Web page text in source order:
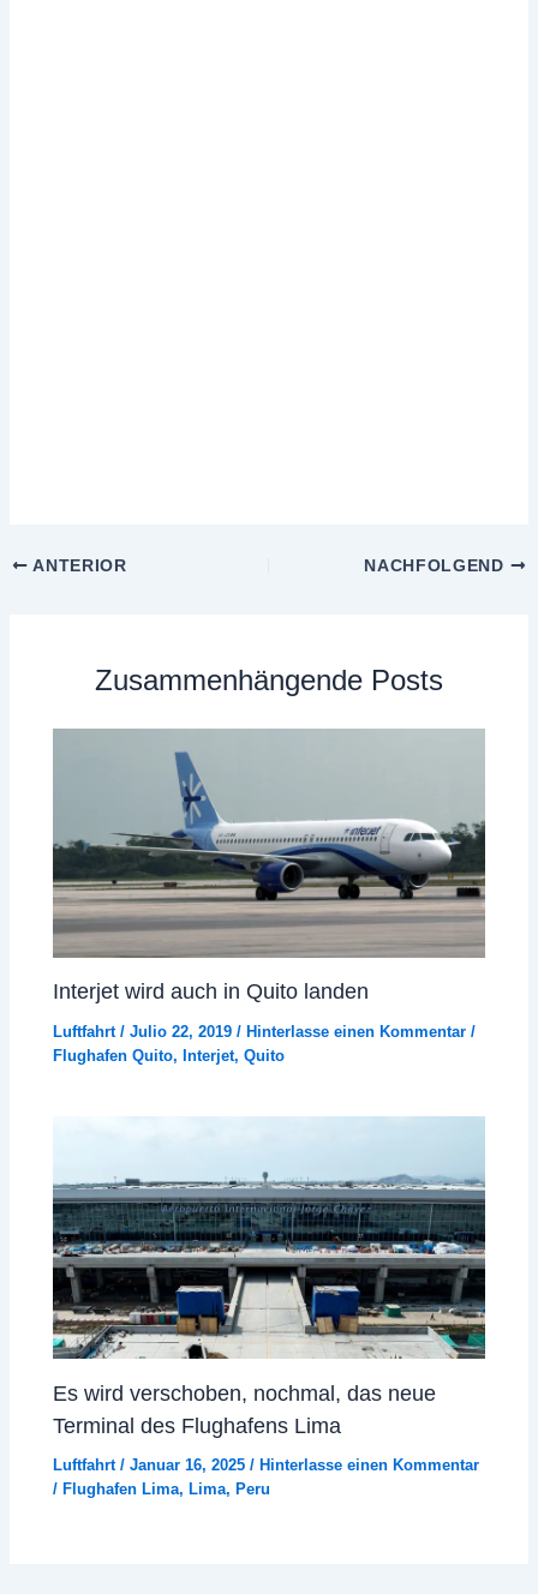
ANTERIOR NACHFOLGEND
Zusammenhängende Posts
Interjet wird auch in Quito landen
Luftfahrt/Julio 22, 2019/ Hinterlasse einen Kommentar /
Flughafen Quito, Interjet,Quito
Es wird verschoben, nochmal, das neue
Terminal des Flughafens Lima
Luftfahrt/Januar 16, 2025/ Hinterlasse einen Kommentar
/ Flughafen Lima, Lima, Peru